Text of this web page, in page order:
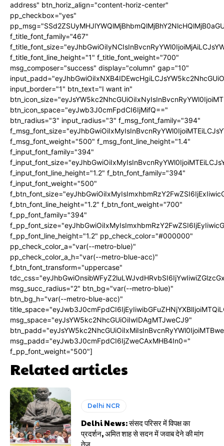
address" btn_horiz_align="content-horiz-center"
pp_checkbox="yes"
f_title_font_family="467"
f_title_font_line_height="1" f_title_font_weight="700"
msg_composer="success" display="column" gap="10"
input_border="1" btn_text="I want in"
btn_icon_space="eyJwb3J0cmFpdCI6IjMifQ=="
btn_radius="3" input_radius="3" f_msg_font_family="394"
f_msg_font_weight="500" f_msg_font_line_height="1.4"
f_input_font_family="394"
f_input_font_line_height="1.2" f_btn_font_family="394"
f_input_font_weight="500"
f_btn_font_line_height="1.2" f_btn_font_weight="700"
f_pp_font_family="394"
f_pp_font_line_height="1.2" pp_check_color="#000000"
pp_check_color_a="var(--metro-blue)"
pp_check_color_a_h="var(--metro-blue-acc)"
f_btn_font_transform="uppercase"
msg_succ_radius="2" btn_bg="var(--metro-blue)"
btn_bg_h="var(--metro-blue-acc)"
msg_space="eyJsYW5kc2NhcGUiOiIwIDAgMTJweCJ9"
msg_padd="eyJwb3J0cmFpdCI6IjZweCAxMHB4In0="
f_pp_font_weight="500"]
Related articles
Delhi NCR
Delhi News: संसद परिसर में विपक्ष का
प्रदर्शन, अमित शाह से सदन में जवाब देने की मांग
तेज